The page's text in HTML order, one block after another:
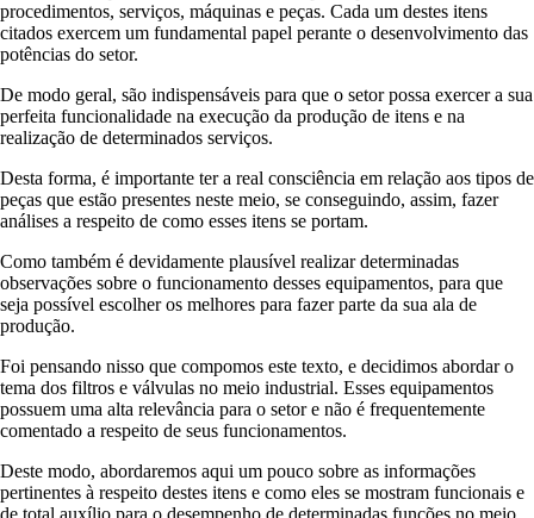
procedimentos, serviços, máquinas e peças. Cada um destes itens
citados exercem um fundamental papel perante o desenvolvimento das
potências do setor.
De modo geral, são indispensáveis para que o setor possa exercer a sua
perfeita funcionalidade na execução da produção de itens e na
realização de determinados serviços.
Desta forma, é importante ter a real consciência em relação aos tipos de
peças que estão presentes neste meio, se conseguindo, assim, fazer
análises a respeito de como esses itens se portam.
Como também é devidamente plausível realizar determinadas
observações sobre o funcionamento desses equipamentos, para que
seja possível escolher os melhores para fazer parte da sua ala de
produção.
Foi pensando nisso que compomos este texto, e decidimos abordar o
tema dos filtros e válvulas no meio industrial. Esses equipamentos
possuem uma alta relevância para o setor e não é frequentemente
comentado a respeito de seus funcionamentos.
Deste modo, abordaremos aqui um pouco sobre as informações
pertinentes à respeito destes itens e como eles se mostram funcionais e
de total auxílio para o desempenho de determinadas funções no meio